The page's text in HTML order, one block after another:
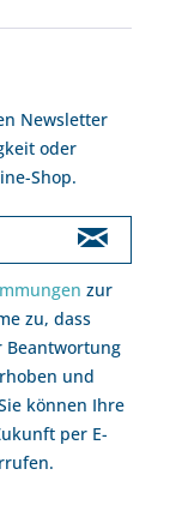
Newsletter
oder
Shop.
zur
zu, dass
Beantwortung
und
können Ihre
per E-